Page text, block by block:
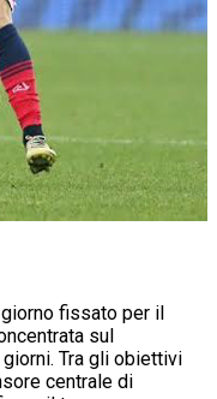
fissato per il
sul
Tra gli obiettivi
centrale di